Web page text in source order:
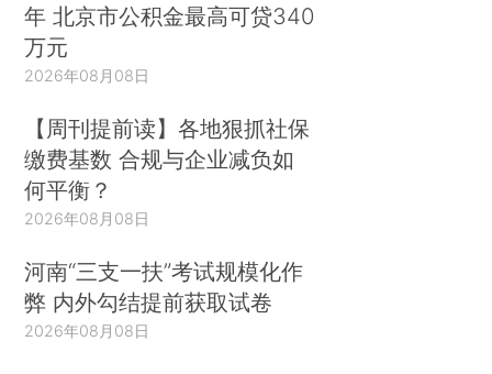
年 北京市公积金最高可贷340
万元
2026年08月08日
【周刊提前读】各地狠抓社保
缴费基数 合规与企业减负如
何平衡？
2026年08月08日
河南“三支一扶”考试规模化作
弊 内外勾结提前获取试卷
2026年08月08日